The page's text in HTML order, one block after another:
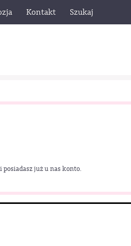
Kontakt Szukaj
już u nas konto.